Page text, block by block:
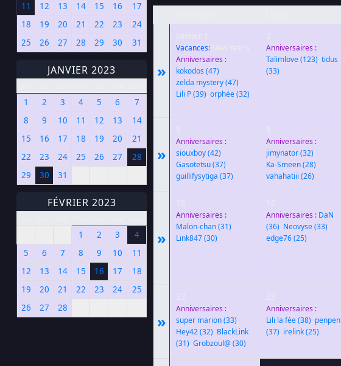
11
12 13 14 15 16
17
18
19 20 21 22 23
24
25
26 27 28 29 30 31
JANVIER 2023
1 2 3 4 5 6
7
8
9 10 11 12 13
14
15
16 17 18 19 20
21
22
23 24 25 26 27
28
29
30 31
FÉVRIER 2023
1 2 3
4
5
6 7 8 9 10
11
12
13 14 15 16 17
18
19
20 21 22 23 24
25
26
27 28
»
Vacances:
Anniversaires :
kokodos (47)
zelda mystery(47)
Lili P(39) orphée(32)
Anniversaires :
Talimlove(123) tidus
(33)
»
Anniversaires :
siouxboy(42)
Gasotetsu(37)
guillifysytiga (37)
Anniversaires :
jimynator(32)
Ka-Smeen(28)
vahahatiii (26)
»
Anniversaires :
Malon-chan(31)
Link847(30)
Anniversaires : DaN
(36) Neovyse(33)
edge76(25)
»
Anniversaires :
super marion(33)
Hey42(32) BlackLink
(31) Grobzoul@ (30)
Anniversaires :
Lili la fée(38) penpen
(37) irelink(25)